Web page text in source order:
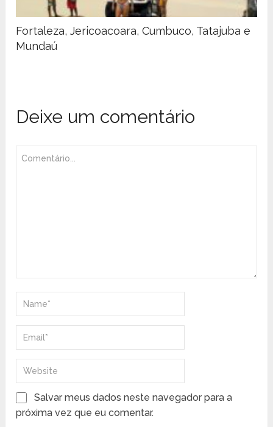
Fortaleza, Jericoacoara, Cumbuco, Tatajuba e
Mundaú
Deixe um comentário
Salvar meus dados neste navegador para a
próxima vez que eu comentar.